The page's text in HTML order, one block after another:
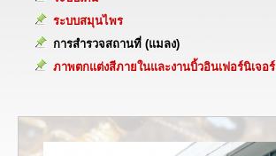
ระบบสมุนไพร
การสำรวจสถานที่ (แมลง)
ภาพตกแต่งสีภายในและงานบิ้วอินเฟอร์นิเจอร์